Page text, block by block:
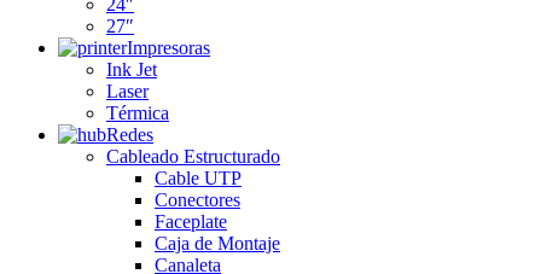
24″
27″
Impresoras
Ink Jet
Laser
Térmica
Redes
Cableado Estructurado
Cable UTP
Conectores
Faceplate
Caja de Montaje
Canaleta